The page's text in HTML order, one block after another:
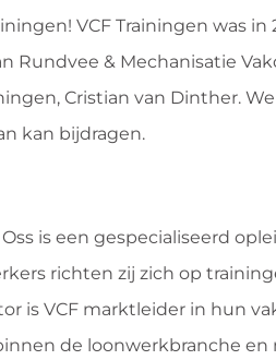
VCF Trainingen was
Rundvee & Mechanisatie
Cristian van Dinther.
kan bijdragen.
Oss is een gespecialiseerd
richten zij zich op
is VCF marktleider in hun
de loonwerkbranche